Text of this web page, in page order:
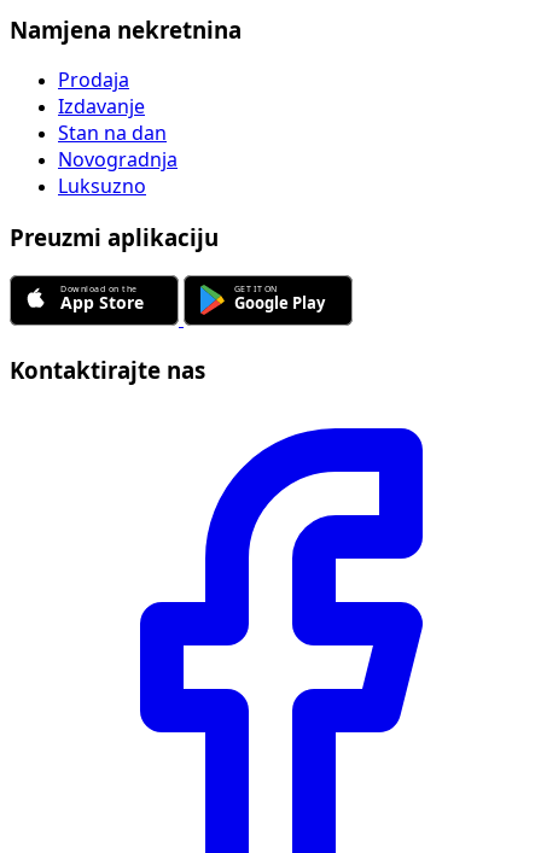
Namjena nekretnina
Prodaja
Izdavanje
Stan na dan
Novogradnja
Luksuzno
Preuzmi aplikaciju
Kontaktirajte nas